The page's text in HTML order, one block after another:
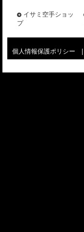
イサミ空手ショッ
プ
個人情報保護ポリシー